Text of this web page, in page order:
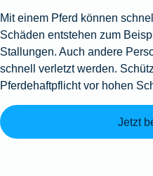
Mit einem Pferd können
Schäden entstehen zum
Stallungen. Auch andere
schnell verletzt werden.
Pferdehaftpflicht vor hohen
Jetzt